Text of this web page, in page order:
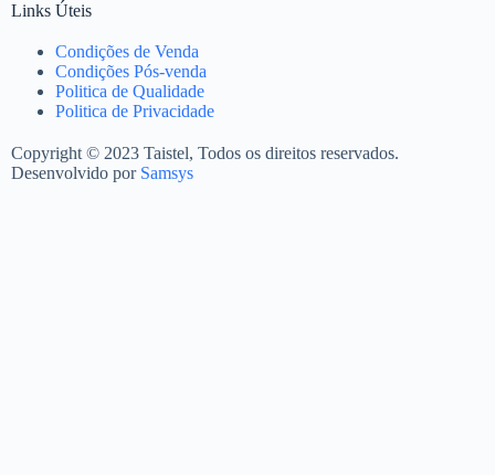
Links Úteis
Condições de Venda
Condições Pós-venda
Politica de Qualidade
Politica de Privacidade
Copyright © 2023 Taistel, Todos os direitos reservados.
Desenvolvido por Samsys